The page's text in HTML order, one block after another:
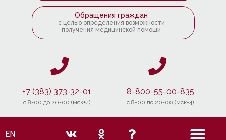
Обращения граждан
с целью определения возможности
получения медицинской помощи
+7 (383) 373-32-01
c 8-00 до 20-00 (мск+4)
8-800-55-00-835
c 8-00 до 20-00 (мск+4)
EN